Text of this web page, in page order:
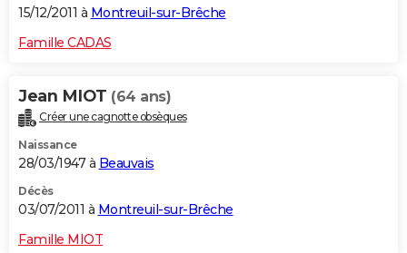
15/12/2011 à Montreuil-sur-Brêche
Famille CADAS
Jean MIOT (64 ans)
Créer une cagnotte obsèques
Naissance
28/03/1947 à Beauvais
Décès
03/07/2011 à Montreuil-sur-Brêche
Famille MIOT